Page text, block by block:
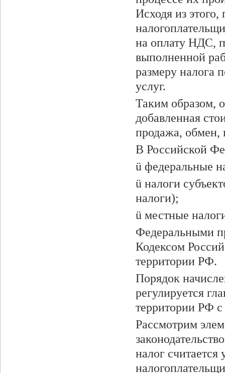
Исходя из этого,
на оплату НДС,
выполненной
размеру налога
услуг.
Таким образом,
добавленная
продажа, обмен,
В Российской
ü федеральные
ü налоги
налоги);
ü местные
Федеральными
Кодексом
территории РФ.
Порядок
регулируется
территории РФ с
Рассмотрим
налог